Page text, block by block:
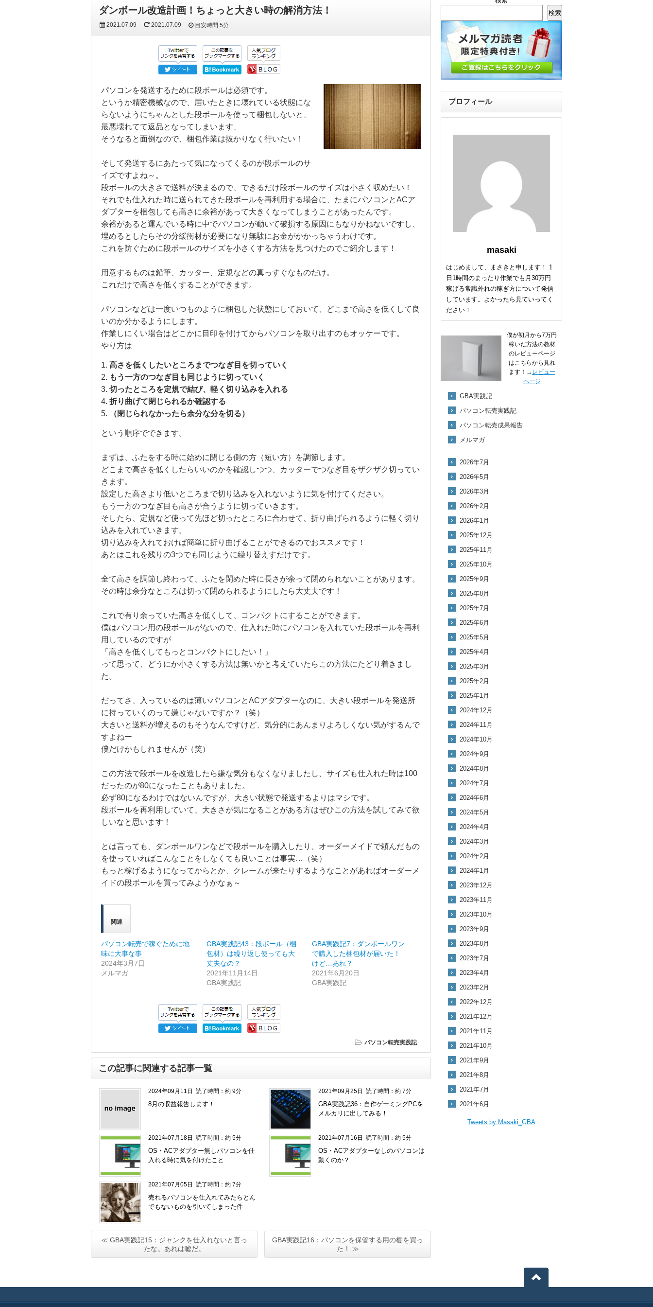
ダンボール改造計画！ちょっと大きい時の解消方法！
2021.07.09 2021.07.09 目安時間5分
パソコンを発送するために段ボールは必須です。
というか精密機械なので、届いたときに壊れている状態にな
らないようにちゃんとした段ボールを使って梱包しないと、
最悪壊れてて返品となってしまいます、
そうなると面倒なので、梱包作業は抜かりなく行いたい！
そして発送するにあたって気になってくるのが段ボールのサ
イズですよね～。
段ボールの大きさで送料が決まるので、できるだけ段ボールのサイズは小さく収めたい！
それでも仕入れた時に送られてきた段ボールを再利用する場合に、たまにパソコンとACア
ダプターを梱包しても高さに余裕があって大きくなってしまうことがあったんです。
余裕があると運んでいる時に中でパソコンが動いて破損する原因にもなりかねないですし、
埋めるとしたらその分緩衝材が必要になり無駄にお金がかかっちゃうわけです。
これを防ぐために段ボールのサイズを小さくする方法を見つけたのでご紹介します！
用意するものは鉛筆、カッター、定規などの真っすぐなものだけ。
これだけで高さを低くすることができます。
パソコンなどは一度いつものように梱包した状態にしておいて、どこまで高さを低くして良
いのか分かるようにします。
作業しにくい場合はどこかに目印を付けてからパソコンを取り出すのもオッケーです。
やり方は
高さを低くしたいところまでつなぎ目を切っていく
もう一方のつなぎ目も同じように切っていく
切ったところを定規で結び、軽く切り込みを入れる
折り曲げて閉じられるか確認する
（閉じられなかったら余分な分を切る）
という順序でできます。
まずは、ふたをする時に始めに閉じる側の方（短い方）を調節します。
どこまで高さを低くしたらいいのかを確認しつつ、カッターでつなぎ目をザクザク切ってい
きます。
設定した高さより低いところまで切り込みを入れないように気を付けてください。
もう一方のつなぎ目も高さが合うように切っていきます。
そしたら、定規など使って先ほど切ったところに合わせて、折り曲げられるように軽く切り
込みを入れていきます。
切り込みを入れておけば簡単に折り曲げることができるのでおススメです！
あとはこれを残りの3つでも同じように繰り替えすだけです。
全て高さを調節し終わって、ふたを閉めた時に長さが余って閉められないことがあります。
その時は余分なところは切って閉められるようにしたら大丈夫です！
これで有り余っていた高さを低くして、コンパクトにすることができます。
僕はパソコン用の段ボールがないので、仕入れた時にパソコンを入れていた段ボールを再利
用しているのですが
「高さを低くしてもっとコンパクトにしたい！」
って思って、どうにか小さくする方法は無いかと考えていたらこの方法にたどり着きまし
た。
だってさ、入っているのは薄いパソコンとACアダプターなのに、大きい段ボールを発送所
に持っていくのって嫌じゃないですか？（笑）
大きいと送料が増えるのもそうなんですけど、気分的にあんまりよろしくない気がするんで
すよねー
僕だけかもしれませんが（笑）
この方法で段ボールを改造したら嫌な気分もなくなりましたし、サイズも仕入れた時は100
だったのが80になったこともありました。
必ず80になるわけではないんですが、大きい状態で発送するよりはマシです。
段ボールを再利用していて、大きさが気になることがある方はぜひこの方法を試してみて欲
しいなと思います！
とは言っても、ダンボールワンなどで段ボールを購入したり、オーダーメイドで頼んだもの
を使っていればこんなことをしなくても良いことは事実…（笑）
もっと稼げるようになってからとか、クレームが来たりするようなことがあればオーダーメ
イドの段ボールを買ってみようかなぁ～
関連
パソコン転売で稼ぐために地
味に大事な事
2024年3月7日
メルマガ
GBA実践記43：段ボール（梱
包材）は繰り返し使っても大
丈夫なの？
2021年11月14日
GBA実践記
GBA実践記7：ダンボールワン
で購入した梱包材が届いた！
けど…あれ？
2021年6月20日
GBA実践記
パソコン転売実践記
この記事に関連する記事一覧
2024年09月11日 読了時間：約 9分
8月の収益報告します！
2021年09月25日 読了時間：約 7分
GBA実践記36：自作ゲーミングPCを
メルカリに出してみる！
2021年07月18日 読了時間：約 5分
OS・ACアダプター無しパソコンを仕
入れる時に気を付けたこと
2021年07月16日 読了時間：約 5分
OS・ACアダプターなしのパソコンは
動くのか？
2021年07月05日 読了時間：約 7分
売れるパソコンを仕入れてみたらとん
でもないものを引いてしまった件
≪ GBA実践記15：ジャンクを仕入れないと言っ
たな。あれは嘘だ。
GBA実践記16：パソコンを保管する用の棚を買っ
た！ ≫
検索
プロフィール
masaki
はじめまして、まさきと申します！ 1
日1時間のまったり作業でも月30万円
稼げる常識外れの稼ぎ方について発信
しています。よかったら見ていってく
ださい！
僕が初月から7万円
稼いだ方法の教材
のレビューページ
はこちらから見れ
ます！→ レビュー
ページ
GBA実践記
パソコン転売実践記
パソコン転売成果報告
メルマガ
2026年7月
2026年5月
2026年3月
2026年2月
2026年1月
2025年12月
2025年11月
2025年10月
2025年9月
2025年8月
2025年7月
2025年6月
2025年5月
2025年4月
2025年3月
2025年2月
2025年1月
2024年12月
2024年11月
2024年10月
2024年9月
2024年8月
2024年7月
2024年6月
2024年5月
2024年4月
2024年3月
2024年2月
2024年1月
2023年12月
2023年11月
2023年10月
2023年9月
2023年8月
2023年7月
2023年4月
2023年2月
2022年12月
2021年12月
2021年11月
2021年10月
2021年9月
2021年8月
2021年7月
2021年6月
Tweets by Masaki_GBA